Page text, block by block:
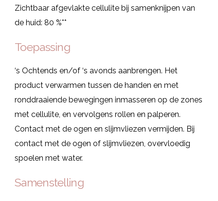
Zichtbaar afgevlakte cellulite bij samenknijpen van
de huid: 80 %**
Toepassing
‘s Ochtends en/of ‘s avonds aanbrengen. Het
product verwarmen tussen de handen en met
ronddraaiende bewegingen inmasseren op de zones
met cellulite, en vervolgens rollen en palperen.
Contact met de ogen en slijmvliezen vermijden. Bij
contact met de ogen of slijmvliezen, overvloedig
spoelen met water.
Samenstelling